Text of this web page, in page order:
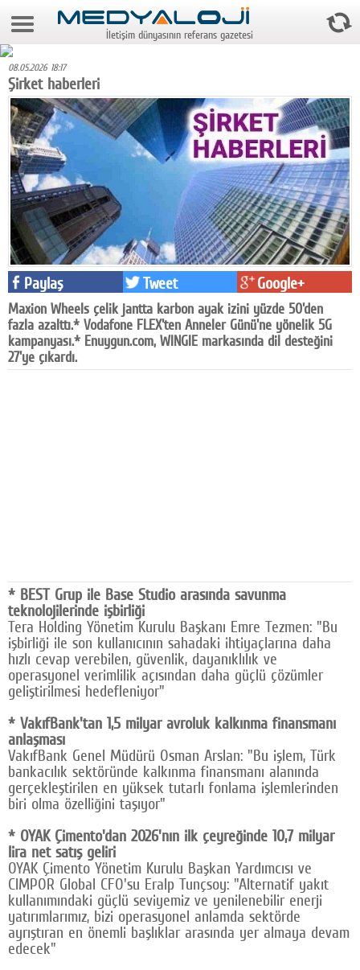
6 Ağustos 2026 3:41:32
Foto Galeri
Video Galeri
Gazeteler
Medya
Reyting-tiraj
Teknoloji
Televizyon
Dünya
Pr
Yazarlar
Künye
SOSYAL MEDYA
Facebook
Google Plus
© 2026 TÜM HAKLARI SAKLIDIR
İletişim dünyasının referans gazetesi
08.05.2026 18:17
Şirket haberleri
Paylaş Tweet Google+
Maxion Wheels çelik jantta karbon ayak izini yüzde 50'den
fazla azalttı.* Vodafone FLEX'ten Anneler Günü'ne yönelik 5G
kampanyası.* Enuygun.com, WINGIE markasında dil desteğini
27'ye çıkardı.
* BEST Grup ile Base Studio arasında savunma
teknolojilerinde işbirliği
Tera Holding Yönetim Kurulu Başkanı Emre Tezmen: "Bu
işbirliği ile son kullanıcının sahadaki ihtiyaçlarına daha
hızlı cevap verebilen, güvenlik, dayanıklılık ve
operasyonel verimlilik açısından daha güçlü çözümler
geliştirilmesi hedefleniyor"
* VakıfBank'tan 1,5 milyar avroluk kalkınma finansmanı
anlaşması
VakıfBank Genel Müdürü Osman Arslan: "Bu işlem, Türk
bankacılık sektöründe kalkınma finansmanı alanında
gerçekleştirilen en yüksek tutarlı fonlama işlemlerinden
biri olma özelliğini taşıyor"
* OYAK Çimento'dan 2026'nın ilk çeyreğinde 10,7 milyar
lira net satış geliri
OYAK Çimento Yönetim Kurulu Başkan Yardımcısı ve
CIMPOR Global CFO'su Eralp Tunçsoy: "Alternatif yakıt
kullanımındaki güçlü seviyemiz ve yenilenebilir enerji
yatırımlarımız, bizi operasyonel anlamda sektörde
ayrıştıran en önemli başlıklar arasında yer almaya devam
edecek"